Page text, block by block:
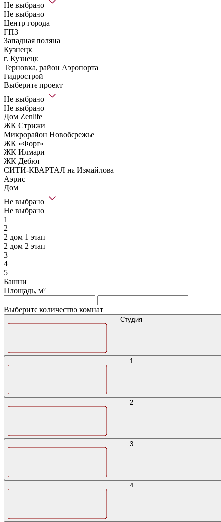
Не выбрано
Не выбрано
Центр города
ГПЗ
Западная поляна
Кузнецк
г. Кузнецк
Терновка, район Аэропорта
Гидрострой
Выберите проект
Не выбрано
Не выбрано
Дом Zenlife
ЖК Стрижи
Микрорайон Новобережье
ЖК «Форт»
ЖК Илмари
ЖК Дебют
СИТИ-КВАРТАЛ на Измайлова
Аэрис
Дом
Не выбрано
Не выбрано
1
2
2 дом 1 этап
2 дом 2 этап
3
4
5
Башни
Площадь, м²
Выберите количество комнат
Студия
1
2
3
4